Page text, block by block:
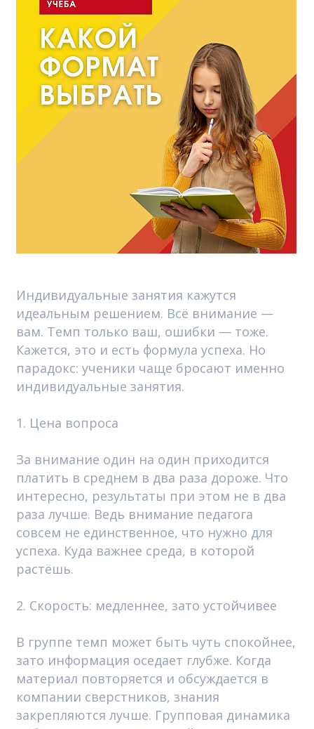
Индивидуальные занятия кажутся
идеальным решением. Всё внимание —
вам. Темп только ваш, ошибки — тоже.
Кажется, это и есть формула успеха. Но
парадокс: ученики чаще бросают именно
индивидуальные занятия.
1. Цена вопроса
За внимание один на один приходится
платить в среднем в два раза дороже. Что
интересно, результаты при этом не в два
раза лучше. Ведь внимание педагога
совсем не единственное, что нужно для
успеха. Куда важнее среда, в которой
растёшь.
2. Скорость: медленнее, зато устойчивее
В группе темп может быть чуть спокойнее,
зато информация оседает глубже. Когда
материал повторяется и обсуждается в
компании сверстников, знания
закрепляются лучше. Групповая динамика